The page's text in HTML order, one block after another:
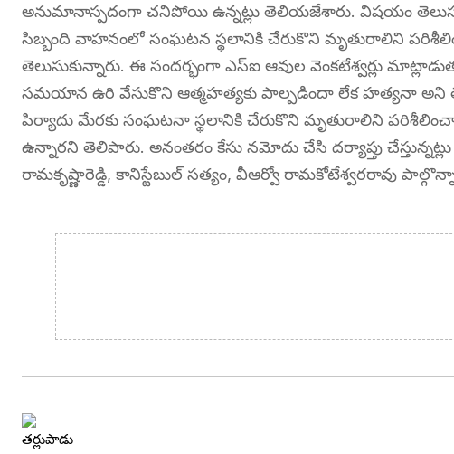
అనుమానాస్పదంగా చనిపోయి ఉన్నట్లు తెలియజేశారు. విషయం
సిబ్బంది వాహనంలో సంఘటన స్థలానికి చేరుకొని మృతురాలిని
తెలుసుకున్నారు. ఈ సందర్భంగా ఎస్ఐ ఆవుల వెంకటేశ్వర్లు
సమయాన ఉరి వేసుకొని ఆత్మహత్యకు పాల్పడిందా లేక హత్యనా అని
పిర్యాదు మేరకు సంఘటనా స్థలానికి చేరుకొని మృతురాలిని
ఉన్నారని తెలిపారు. అనంతరం కేసు నమోదు చేసి దర్యాప్తు
రామకృష్ణారెడ్డి, కానిస్టేబుల్ సత్యం, వీఆర్వో రామకోటేశ్వరరావు